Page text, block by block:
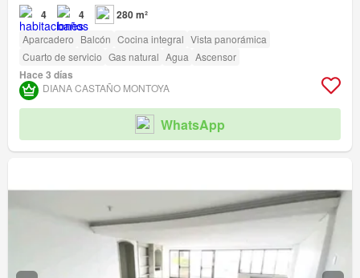
4 4 280 m²
Aparcadero Balcón Cocina integral Vista panorámica
Cuarto de servicio Gas natural Agua Ascensor
Hace 3 días
DIANA CASTAÑO MONTOYA
WhatsApp